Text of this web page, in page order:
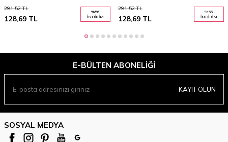
291,52TL
128,69 TL
%56
İNDIRIM
291,52TL
128,69TL
%56
İNDIRIM
E-BÜLTEN ABONELIĞI
KAYIT OLUN
SOSYAL MEDYA